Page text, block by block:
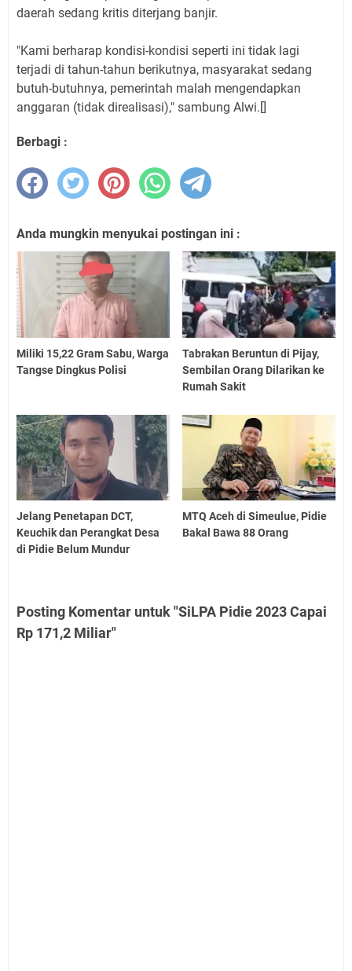
daerah sedang kritis diterjang banjir.
"Kami berharap kondisi-kondisi seperti ini tidak lagi
terjadi di tahun-tahun berikutnya, masyarakat sedang
butuh-butuhnya, pemerintah malah mengendapkan
anggaran (tidak direalisasi)," sambung Alwi.[]
Berbagi :
Anda mungkin menyukai postingan ini :
Miliki 15,22 Gram Sabu, Warga
Tangse Dingkus Polisi
Tabrakan Beruntun di Pijay,
Sembilan Orang Dilarikan ke
Rumah Sakit
Jelang Penetapan DCT,
Keuchik dan Perangkat Desa
di Pidie Belum Mundur
MTQ Aceh di Simeulue, Pidie
Bakal Bawa 88 Orang
Posting Komentar untuk "SiLPA Pidie 2023 Capai
Rp 171,2 Miliar"